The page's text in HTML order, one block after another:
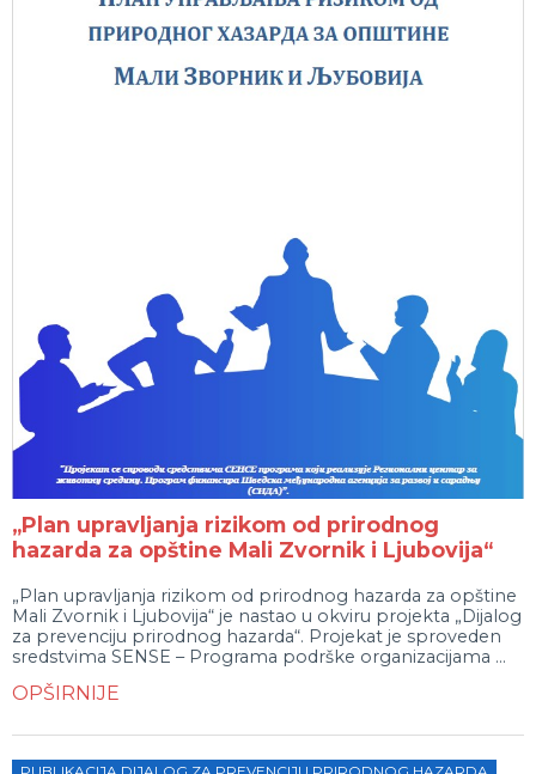
„Plan upravljanja rizikom od prirodnog
hazarda za opštine Mali Zvornik i Ljubovija“
„Plan upravljanja rizikom od prirodnog hazarda za opštine
Mali Zvornik i Ljubovija“ je nastao u okviru projekta „Dijalog
za prevenciju prirodnog hazarda“. Projekat je sproveden
sredstvima SENSE – Programa podrške organizacijama ...
OPŠIRNIJE
PUBLIKACIJA DIJALOG ZA PREVENCIJU PRIRODNOG HAZARDA